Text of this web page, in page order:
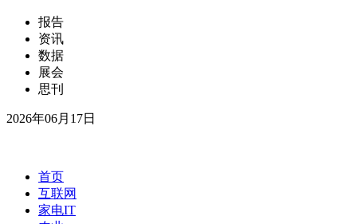
报告
资讯
数据
展会
思刊
2026年06月17日
首页
互联网
家电IT